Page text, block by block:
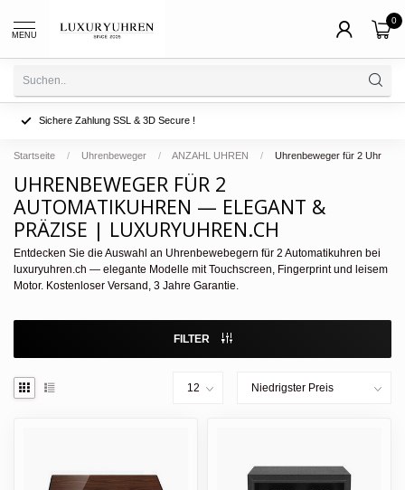
MENU
0
Sichere Zahlung SSL & 3D Secure !
Startseite / Uhrenbeweger / ANZAHL UHREN / Uhrenbeweger für 2 Uhr
UHRENBEWEGER FÜR 2
AUTOMATIKUHREN — ELEGANT &
PRÄZISE | LUXURYUHREN.CH
Entdecken Sie die Auswahl an Uhrenbewebegern für 2 Automatikuhren bei
luxuryuhren.ch — elegante Modelle mit Touchscreen, Fingerprint und leisem
Motor. Kostenloser Versand, 3 Jahre Garantie.
FILTER